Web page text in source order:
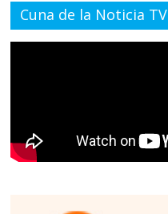
Cuna de la Noticia TV